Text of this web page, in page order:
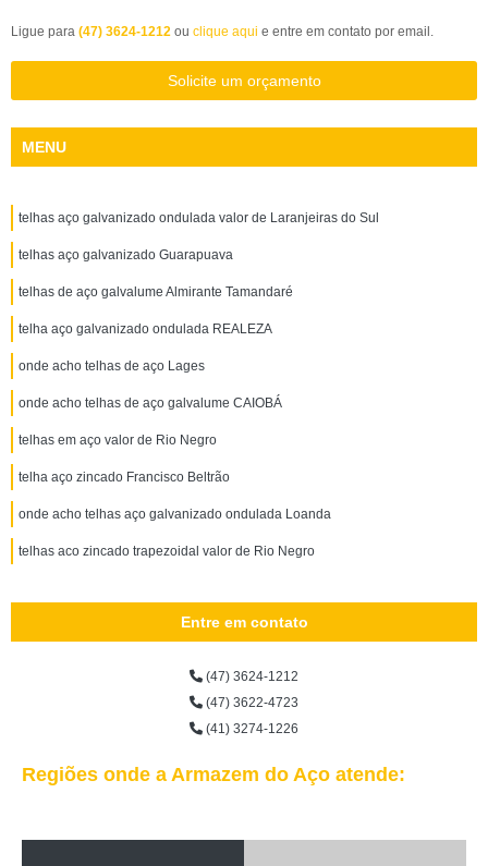
Ligue para (47) 3624-1212 ou clique aqui e entre em contato por email.
Solicite um orçamento
MENU
telhas aço galvanizado ondulada valor de Laranjeiras do Sul
telhas aço galvanizado Guarapuava
telhas de aço galvalume Almirante Tamandaré
telha aço galvanizado ondulada REALEZA
onde acho telhas de aço Lages
onde acho telhas de aço galvalume CAIOBÁ
telhas em aço valor de Rio Negro
telha aço zincado Francisco Beltrão
onde acho telhas aço galvanizado ondulada Loanda
telhas aco zincado trapezoidal valor de Rio Negro
Entre em contato
(47) 3624-1212
(47) 3622-4723
(41) 3274-1226
Regiões onde a Armazem do Aço atende: